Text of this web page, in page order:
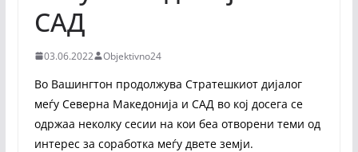
САД
03.06.2022 Objektivno24
Во Вашингтон продолжува Стратешкиот дијалог
меѓу Северна Македонија и САД во кој досега се
одржаа неколку сесии на кои беа отворени теми од
интерес за соработка меѓу двете земји.